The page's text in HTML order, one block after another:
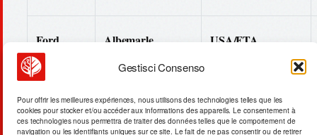
Gestisci Consenso
Pour offrir les meilleures expériences, nous utilisons des technologies telles que les
cookies pour stocker et/ou accéder aux informations des appareils. Le consentement à
ces technologies nous permettra de traiter des données telles que le comportement de
navigation ou les identifiants uniques sur ce site. Le fait de ne pas consentir ou de retirer
Ford Albemarle USA/FTA
Motors
Thacker Pass USA